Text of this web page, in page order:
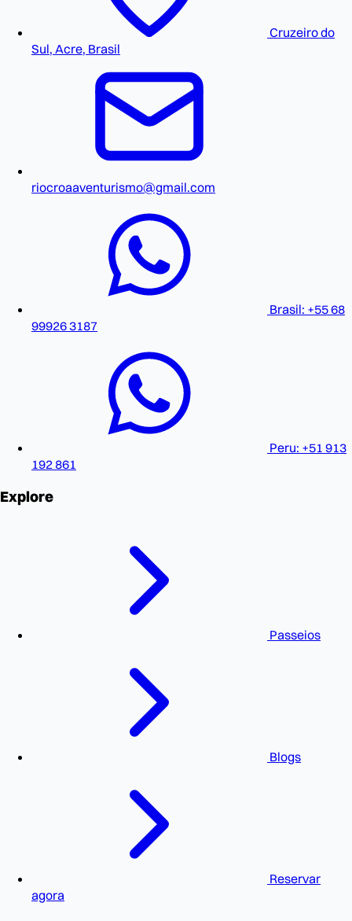
Cruzeiro do
Sul, Acre, Brasil
riocroaaventurismo@gmail.com
Brasil: +55 68
99926 3187
Peru: +51 913
192 861
Explore
Passeios
Blogs
Reservar
agora